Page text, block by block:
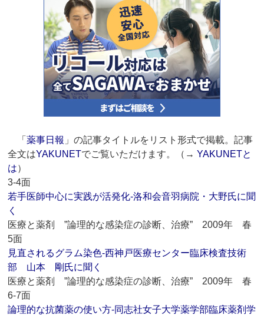
「薬事日報 」の記事タイトルをリスト形式で掲載。記事
全文はYAKUNETでご覧いただけます。（→YAKUNETと
は）
3-4面
若手医師中心に実践が活発化‐洛和会音羽病院・大野氏に聞
く
医療と薬剤 ”論理的な感染症の診断、治療” 2009年 春
5面
見直されるグラム染色‐西神戸医療センター臨床検査技術
部 山本 剛氏に聞く
医療と薬剤 ”論理的な感染症の診断、治療” 2009年 春
6-7面
論理的な抗菌薬の使い方‐同志社女子大学薬学部臨床薬剤学